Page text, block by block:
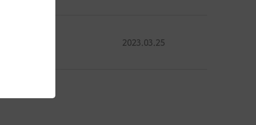
2023.03.25